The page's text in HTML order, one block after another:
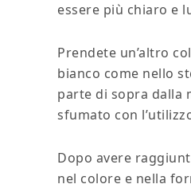
essere più chiaro e
Prendete un’altro
bianco come nello
parte di sopra dalla
sfumato con
Dopo avere
nel colore e nella